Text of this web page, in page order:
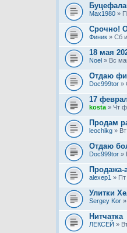
Max1980 »
Срочно!
Финик » Сб
18 мая
Noel » Вс
Отдаю
Doc999tor »
17
kosta » Чт
Продам
leochikg »
Отдаю
Doc999tor »
Продажа-
alexep1 » Пт
Улитки
Sergey Kor
Нитчатка
ЛЕКСЕЙ »